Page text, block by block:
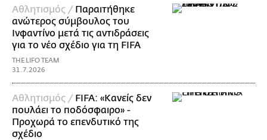
Αθλητισμός / Παραιτήθηκε
ανώτερος σύμβουλος του
Ινφαντίνο μετά τις αντιδράσεις
για το νέο σχέδιο για τη FIFA
THE LIFO TEAM
31.7.2026
Αθλητισμός / FIFA: «Κανείς δεν
πουλάει το ποδόσφαιρο» -
Προχωρά το επενδυτικό της
σχέδιο